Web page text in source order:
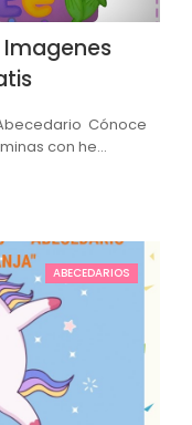
Cónoce
con he…
ABECEDARIOS